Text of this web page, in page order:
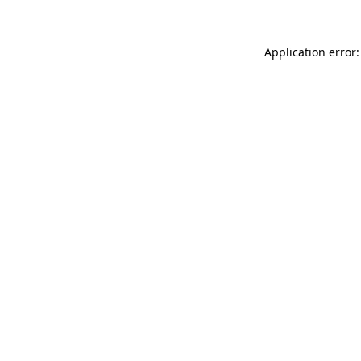
Application